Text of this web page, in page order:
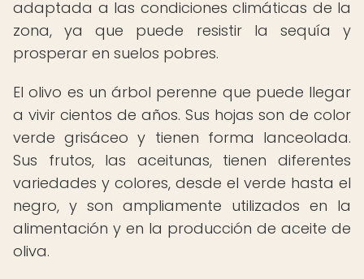
adaptada a las condiciones climáticas de la
zona, ya que puede resistir la sequía y
prosperar en suelos pobres.
El olivo es un árbol perenne que puede llegar
a vivir cientos de años. Sus hojas son de color
verde grisáceo y tienen forma lanceolada.
Sus frutos, las aceitunas, tienen diferentes
variedades y colores, desde el verde hasta el
negro, y son ampliamente utilizados en la
alimentación y en la producción de aceite de
oliva.